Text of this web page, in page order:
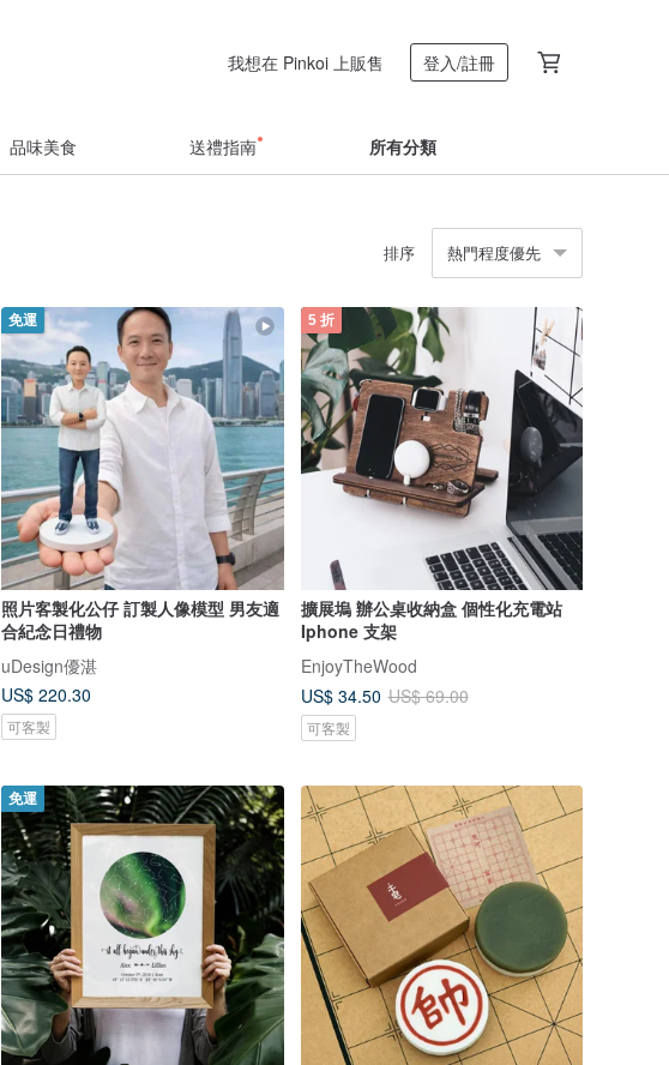
我想在 Pinkoi 上販售 登入/註冊
品味美食 送禮指南 所有分類
排序 熱門程度優先
免運
照片客製化公仔 訂製人像模型 男友適
合紀念日禮物
uDesign優湛
US$ 220.30
可客製
5 折
擴展塢 辦公桌收納盒 個性化充電站
Iphone 支架
EnjoyTheWood
US$ 34.50 US$ 69.00
可客製
免運